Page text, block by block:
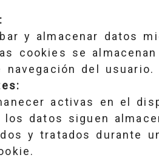
y almacenar datos
cookies se
del usuario.
activas en el
los datos siguen
y tratados durante